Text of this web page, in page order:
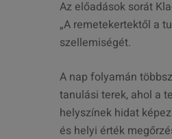
Az előadások sorát
„A remetekertektől a
szellemiségét.
A nap folyamán
tanulási terek, ahol a
helyszínek hidat
és helyi érték